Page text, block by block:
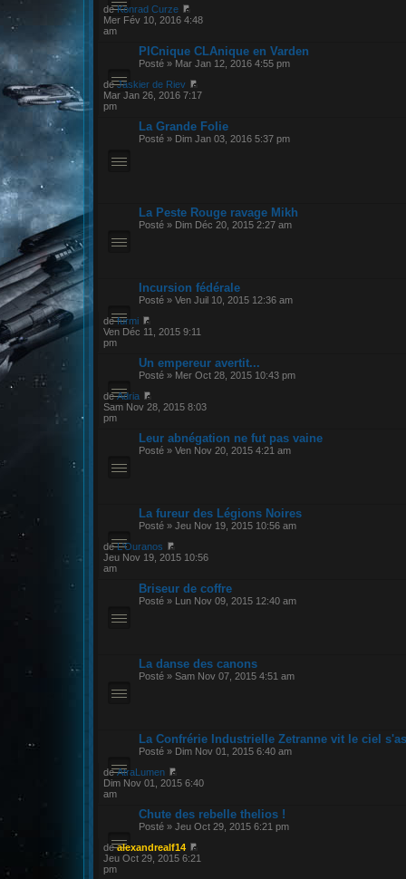
deKonrad Curze
Mer Fév 10, 2016 4:48
am
PICnique CLAnique en Varden
Posté » Mar Jan 12, 2016 4:55 pm
deJaskier de Riev
Mar Jan 26, 2016 7:17
pm
La Grande Folie
Posté » Dim Jan 03, 2016 5:37 pm
La Peste Rouge ravage Mikh
Posté » Dim Déc 20, 2015 2:27 am
Incursion fédérale
Posté » Ven Juil 10, 2015 12:36 am
defurmi
Ven Déc 11, 2015 9:11
pm
Un empereur avertit...
Posté » Mer Oct 28, 2015 10:43 pm
deAdria
Sam Nov 28, 2015 8:03
pm
Leur abnégation ne fut pas vaine
Posté » Ven Nov 20, 2015 4:21 am
La fureur des Légions Noires
Posté » Jeu Nov 19, 2015 10:56 am
deL'Ouranos
Jeu Nov 19, 2015 10:56
am
Briseur de coffre
Posté » Lun Nov 09, 2015 12:40 am
La danse des canons
Posté » Sam Nov 07, 2015 4:51 am
La Confrérie Industrielle Zetranne vit le ciel
Posté » Dim Nov 01, 2015 6:40 am
deAtraLumen
Dim Nov 01, 2015 6:40
am
Chute des rebelle thelios !
Posté » Jeu Oct 29, 2015 6:21 pm
dealexandrealf14
Jeu Oct 29, 2015 6:21
pm